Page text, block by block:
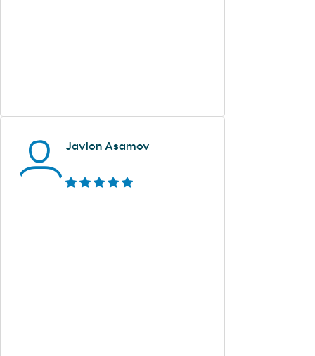
Javlon Asamov